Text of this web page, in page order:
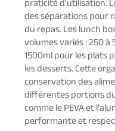
praticité d'utilisation.
des séparations pour
du repas. Les lunch
volumes variés : 250
1500ml pour les plats
les desserts. Cette
conservation des
différentes portions
comme le PEVA et
performante et